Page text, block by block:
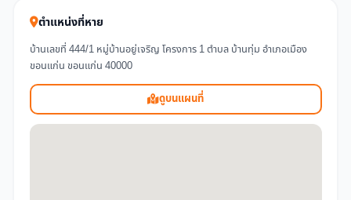
ตำแหน่งที่หาย
บ้านเลขที่ 444/1 หมู่บ้านอยู่เจริญ โครงการ 1 ตำบล บ้านทุ่ม อำเภอเมือง
ขอนแก่น ขอนแก่น 40000
ดูบนแผนที่